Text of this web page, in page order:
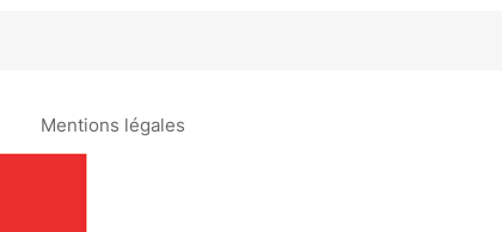
Mentions légales